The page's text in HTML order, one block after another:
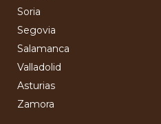
Soria
Segovia
Salamanca
Valladolid
Asturias
Zamora